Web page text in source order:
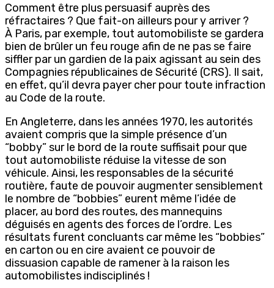
Comment être plus persuasif auprès des
réfractaires ? Que fait-on ailleurs pour y arriver ?
À Paris, par exemple, tout automobiliste se gardera
bien de brûler un feu rouge afin de ne pas se faire
siffler par un gardien de la paix agissant au sein des
Compagnies républicaines de Sécurité (CRS). Il sait,
en effet, qu’il devra payer cher pour toute infraction
au Code de la route.
En Angleterre, dans les années 1970, les autorités
avaient compris que la simple présence d’un
“bobby” sur le bord de la route suffisait pour que
tout automobiliste réduise la vitesse de son
véhicule. Ainsi, les responsables de la sécurité
routière, faute de pouvoir augmenter sensiblement
le nombre de “bobbies” eurent même l’idée de
placer, au bord des routes, des mannequins
déguisés en agents des forces de l’ordre. Les
résultats furent concluants car même les “bobbies”
en carton ou en cire avaient ce pouvoir de
dissuasion capable de ramener à la raison les
automobilistes indisciplinés !